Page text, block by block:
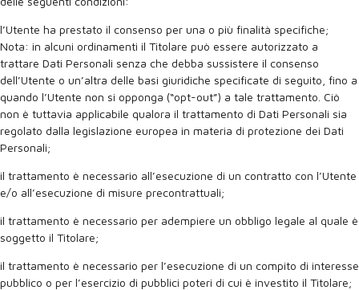
l’Utente ha prestato il consenso per una o più finalità specifiche;
Nota: in alcuni ordinamenti il Titolare può essere autorizzato a
trattare Dati Personali senza che debba sussistere il consenso
dell’Utente o un’altra delle basi giuridiche specificate di seguito, fino a
quando l’Utente non si opponga (“opt-out”) a tale trattamento. Ciò
non è tuttavia applicabile qualora il trattamento di Dati Personali sia
regolato dalla legislazione europea in materia di protezione dei Dati
Personali;
il trattamento è necessario all’esecuzione di un contratto con l’Utente
e/o all’esecuzione di misure precontrattuali;
il trattamento è necessario per adempiere un obbligo legale al quale è
soggetto il Titolare;
il trattamento è necessario per l’esecuzione di un compito di interesse
pubblico o per l’esercizio di pubblici poteri di cui è investito il Titolare;